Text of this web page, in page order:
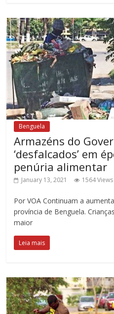
Benguela
Armazéns do
‘desfalcados’ em
penúria alimentar
January 13, 2021 1564 Views
Por VOA Continuam a
província de Benguela.
maior
Leia mais